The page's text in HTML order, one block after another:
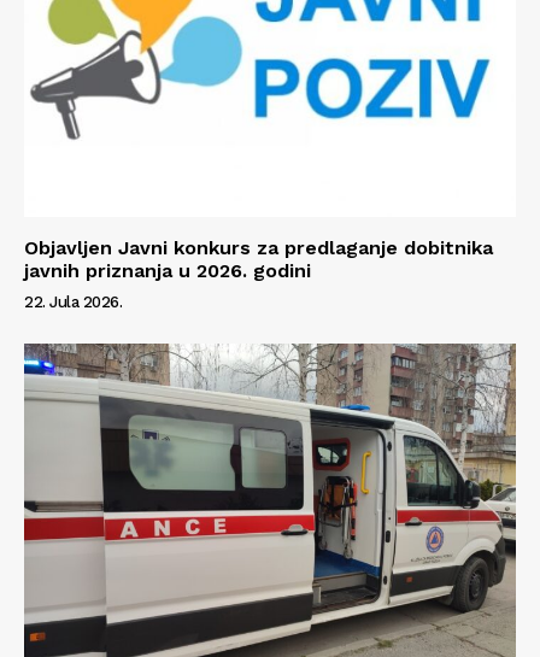
Info
Impressum
Objavljen Javni konkurs za predlaganje dobitnika
javnih priznanja u 2026. godini
22. Jula 2026.